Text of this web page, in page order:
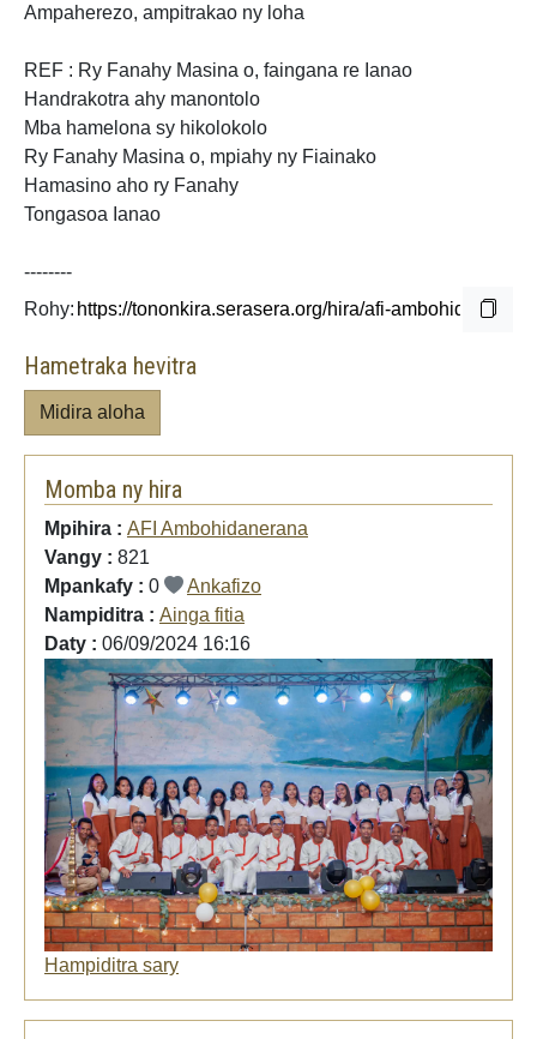
Ampaherezo, ampitrakao ny loha
REF : Ry Fanahy Masina o, faingana re Ianao
Handrakotra ahy manontolo
Mba hamelona sy hikolokolo
Ry Fanahy Masina o, mpiahy ny Fiainako
Hamasino aho ry Fanahy
Tongasoa Ianao
--------
Rohy:
Hametraka hevitra
Midira aloha
Momba ny hira
Mpihira : AFI Ambohidanerana
Vangy : 821
Mpankafy : 0
Ankafizo
Nampiditra : Ainga fitia
Daty : 06/09/2024 16:16
Hampiditra sary